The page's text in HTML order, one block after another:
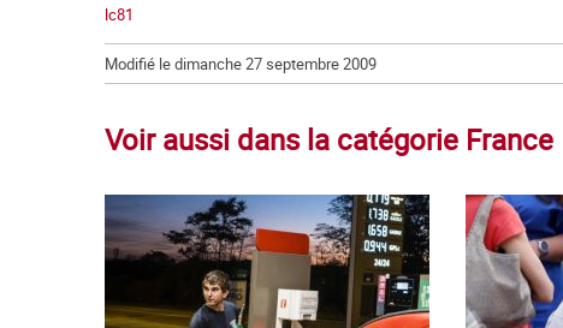
lc81
Modifié le dimanche 27 septembre 2009
Voir aussi dans la catégorie France